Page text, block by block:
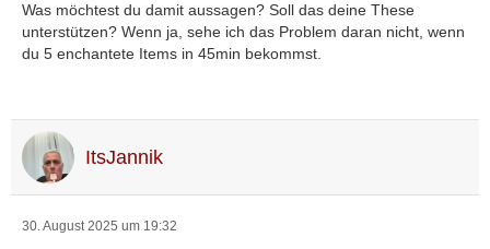
Was möchtest du damit aussagen? Soll das deine These
unterstützen? Wenn ja, sehe ich das Problem daran nicht, wenn
du 5 enchantete Items in 45min bekommst.
ItsJannik
30. August 2025 um 19:32